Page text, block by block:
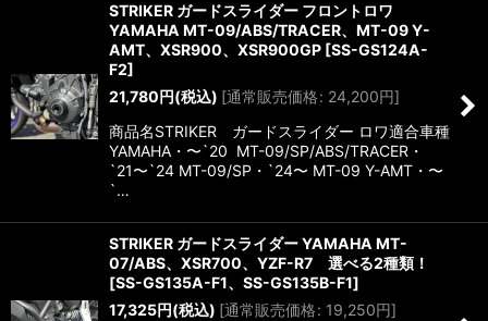
STRIKER ガードスライダー フロントロワ
YAMAHA MT-09/ABS/TRACER、MT-09 Y-
AMT、XSR900、XSR900GP [SS-GS124A-
F2]
21,780 円(税込) [通常販売価格: 24,200円]
商品名STRIKER ガードスライダー ロワ適合車種
YAMAHA・〜`20 MT-09/SP/ABS/TRACER・
`21〜`24 MT-09/SP・`24〜 MT-09 Y-AMT・〜
`…
STRIKER ガードスライダー YAMAHA MT-
07/ABS、XSR700、YZF-R7 選べる2種類！
[SS-GS135A-F1、SS-GS135B-F1]
17,325円(税込) [通常販売価格: 19,250円]